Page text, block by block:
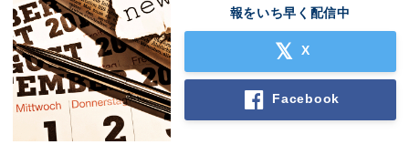
報をいち早く配信中
X
Facebook